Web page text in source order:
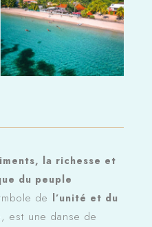
la richesse et
du peuple
de l’unité et du
est une danse de